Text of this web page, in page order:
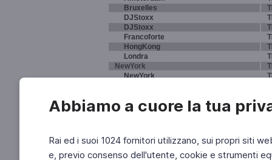
Abbiamo a cuore la tua
Rai ed i suoi 1024 fornitori utilizzano, sui propri siti
e, previo consenso dell'utente, cookie e strumenti
Bruxelles
DJStoxx
DJStoxx
Francoforte
HongKong
Londra
NewYork
NewYork
Sydney